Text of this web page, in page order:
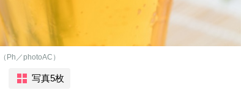
Ph／photoAC）
写真5枚